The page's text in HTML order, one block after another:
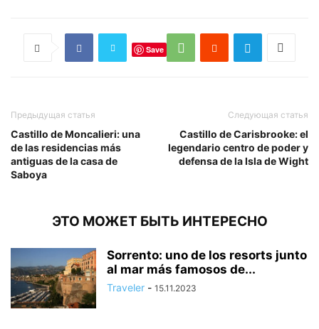
Save
Предыдущая статья
Castillo de Moncalieri: una
de las residencias más
antiguas de la casa de
Saboya
Следующая статья
Castillo de Carisbrooke: el
legendario centro de poder y
defensa de la Isla de Wight
ЭТО МОЖЕТ БЫТЬ ИНТЕРЕСНО
Sorrento: uno de los resorts junto
al mar más famosos de...
Traveler - 15.11.2023